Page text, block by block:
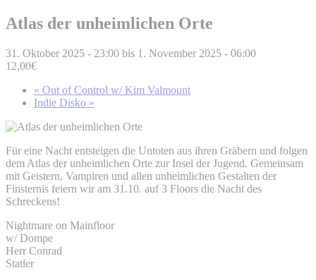
Atlas der unheimlichen Orte
31. Oktober 2025 - 23:00 bis 1. November 2025 - 06:00
12,00€
« Out of Control w/ Kim Valmount
Indie Disko »
Für eine Nacht entsteigen die Untoten aus ihren Gräbern und folgen
dem Atlas der unheimlichen Orte zur Insel der Jugend. Gemeinsam
mit Geistern, Vampiren und allen unheimlichen Gestalten der
Finsternis feiern wir am 31.10. auf 3 Floors die Nacht des
Schreckens!
Nightmare on Mainfloor
w/ Dompe
Herr Conrad
Statler